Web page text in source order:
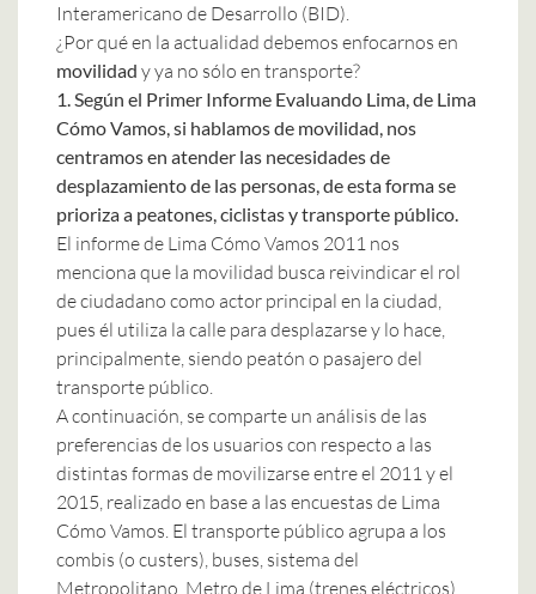
Interamericano de Desarrollo (BID).
¿Por qué en la actualidad debemos enfocarnos en
movilidad y ya no sólo en transporte?
1. Según el Primer Informe Evaluando Lima, de Lima
Cómo Vamos, si hablamos de movilidad, nos
centramos en atender las necesidades de
desplazamiento de las personas, de esta forma se
prioriza a peatones, ciclistas y transporte público.
El informe de Lima Cómo Vamos 2011 nos
menciona que la movilidad busca reivindicar el rol
de ciudadano como actor principal en la ciudad,
pues él utiliza la calle para desplazarse y lo hace,
principalmente, siendo peatón o pasajero del
transporte público.
A continuación, se comparte un análisis de las
preferencias de los usuarios con respecto a las
distintas formas de movilizarse entre el 2011 y el
2015, realizado en base a las encuestas de Lima
Cómo Vamos. El transporte público agrupa a los
combis (o custers), buses, sistema del
Metropolitano, Metro de Lima (trenes eléctricos),